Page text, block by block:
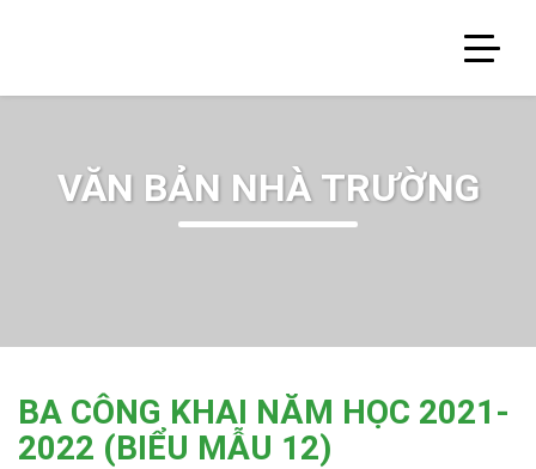
VĂN BẢN NHÀ TRƯỜNG
BA CÔNG KHAI NĂM HỌC 2021-
2022 (BIỂU MẪU 12)